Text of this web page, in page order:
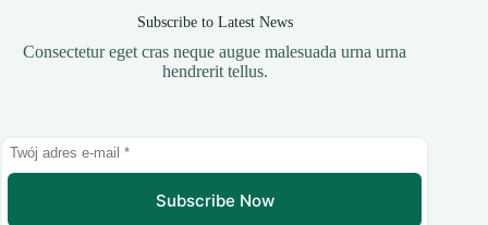
Subscribe to Latest News
Consectetur eget cras neque augue malesuada urna urna
hendrerit tellus.
Subscribe Now